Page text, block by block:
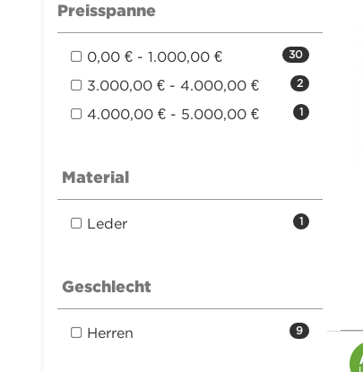
Preisspanne
30
0,00 € - 1.000,00 €
2
3.000,00 € - 4.000,00 €
1
4.000,00 € - 5.000,00 €
Material
1
Leder
Geschlecht
9
Herren